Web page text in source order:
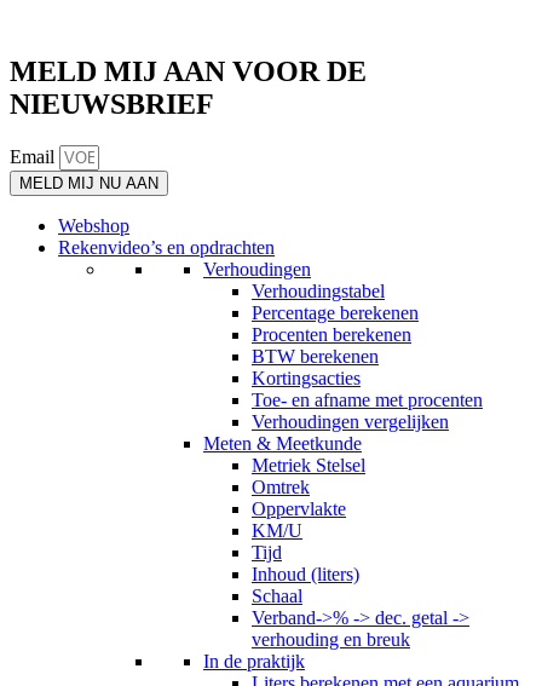
MELD MIJ AAN VOOR DE
NIEUWSBRIEF
Email
MELD MIJ NU AAN
Webshop
Rekenvideo’s en opdrachten
Verhoudingen
Verhoudingstabel
Percentage berekenen
Procenten berekenen
BTW berekenen
Kortingsacties
Toe- en afname met procenten
Verhoudingen vergelijken
Meten & Meetkunde
Metriek Stelsel
Omtrek
Oppervlakte
KM/U
Tijd
Inhoud (liters)
Schaal
Verband->% -> dec. getal ->
verhouding en breuk
In de praktijk